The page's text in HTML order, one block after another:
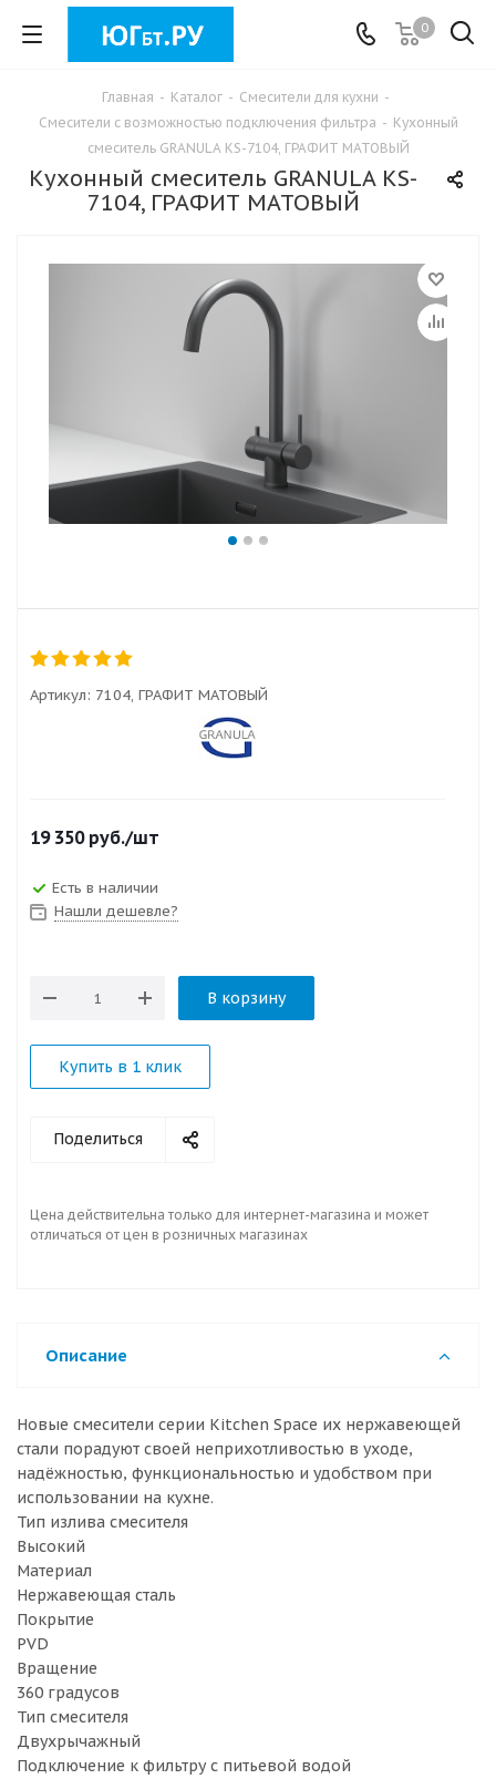
0
Главная - Каталог - Смесители для кухни -
Смесители с возможностью подключения фильтра - Кухонный
смеситель GRANULA KS-7104, ГРАФИТ МАТОВЫЙ
Кухонный смеситель GRANULA KS-
7104, ГРАФИТ МАТОВЫЙ
Артикул: 7104, ГРАФИТ МАТОВЫЙ
19 350руб./шт
Есть в наличии
Нашли дешевле?
В корзину
Купить в 1 клик
Поделиться
Цена действительна только для интернет-магазина и может
отличаться от цен в розничных магазинах
Описание
Новые смесители серии Kitchen Space их нержавеющей
стали порадуют своей неприхотливостью в уходе,
надёжностью, функциональностью и удобством при
использовании на кухне.
Тип излива смесителя
Высокий
Материал
Нержавеющая сталь
Покрытие
PVD
Вращение
360 градусов
Тип смесителя
Двухрычажный
Подключение к фильтру с питьевой водой